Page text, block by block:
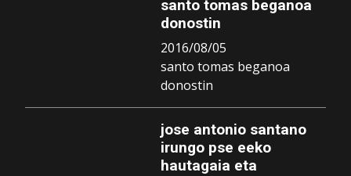
santo tomas beganoa
donostin
2016/08/05
santo tomas beganoa
donostin
jose antonio santano
irungo pse eeko
hautagaia eta